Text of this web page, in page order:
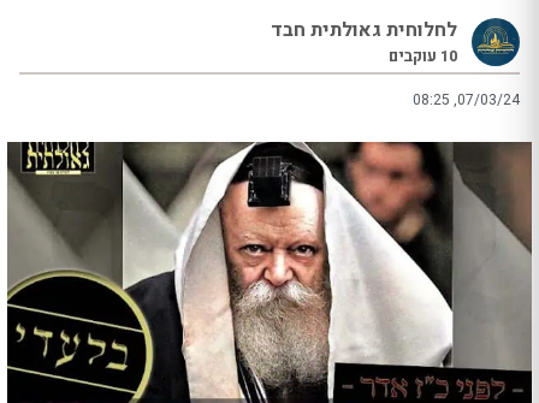
לחלוחית גאולתית חבד
10 עוקבים
08:25 ,07/03/24